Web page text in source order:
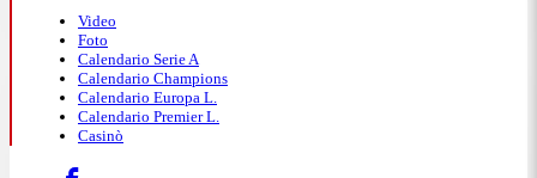
Video
Foto
Calendario Serie A
Calendario Champions
Calendario Europa L.
Calendario Premier L.
Casinò